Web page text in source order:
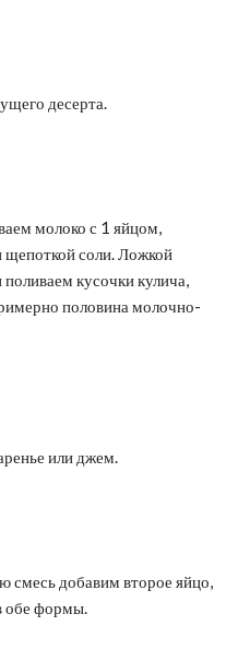
десерта.
молоко с 1 яйцом,
соли. Ложкой
кусочки кулича,
половина молочно-
или джем.
добавим второе яйцо,
обе формы.